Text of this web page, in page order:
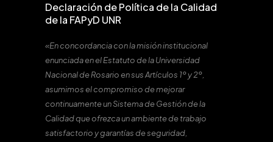
Declaración de Política de la Calidad
de la FAPyD UNR
«En concordancia con la misión institucional
enunciada en el Estatuto de la Universidad
Nacional de Rosario en sus Artículos 1º y 2º,
asumimos el compromiso de mejorar
continuamente un Sistema de Gestión de la
Calidad que ofrezca un ambiente de trabajo
satisfactorio y garantías de seguridad,